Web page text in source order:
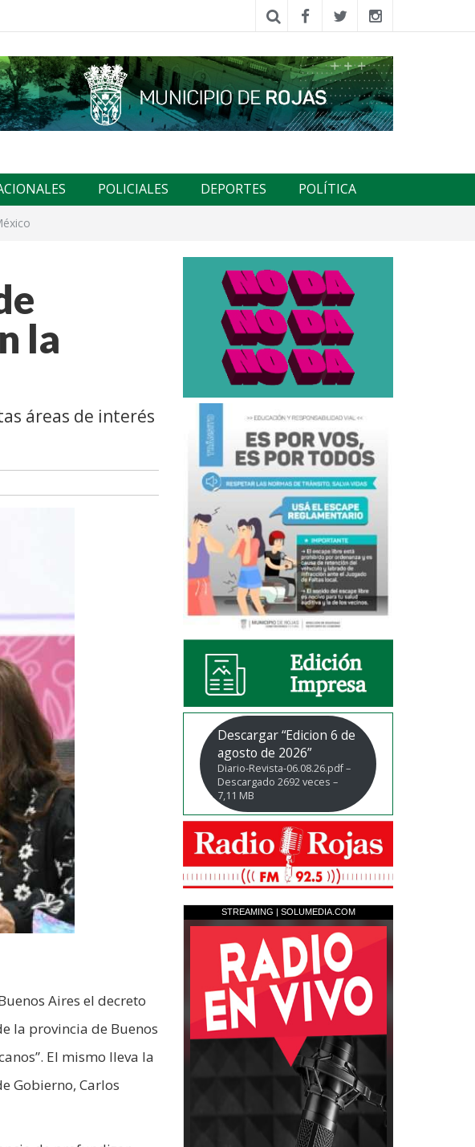
POLICIALES DEPORTES POLÍTICA
la
áreas de interés
Aires el decreto
la provincia de Buenos
El mismo lleva la
Gobierno, Carlos
Descargar “Edicion 6 de
agosto de 2026”
Diario-Revista-06.08.26.pdf –
Descargado 2692 veces –
7,11 MB